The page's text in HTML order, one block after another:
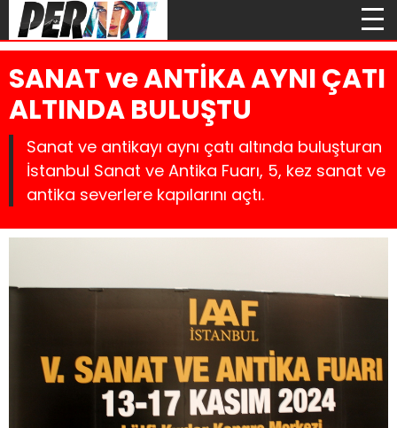
SANAT ve ANTİKA AYNI ÇATI
ALTINDA BULUŞTU
Sanat ve antikayı aynı çatı altında buluşturan
İstanbul Sanat ve Antika Fuarı, 5, kez sanat ve
antika severlere kapılarını açtı.